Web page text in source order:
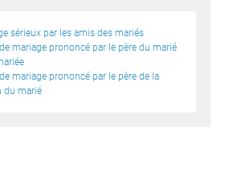
sérieux par les amis des mariés
mariage prononcé par le père du marié
mariage prononcé par le père de la
du marié